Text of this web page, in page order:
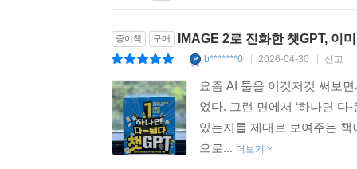
알아두기·챗GPT 실물 인물 이미지 사용 가이드
메인 캐릭터 구성하기
2D 이모티콘 형태로 변경하기
12 말풍선이 있는 4컷 K-웹툰 생성하기
종이책 구매 IMAGE 2로 진화한 챗GPT, 이
b*******0 2026-04-30 신고
요즘 AI 툴을 이것저것 써보
었다. 그런 면에서 ‘하나면
있는지를 제대로 보여주는 책
으로... 더보기